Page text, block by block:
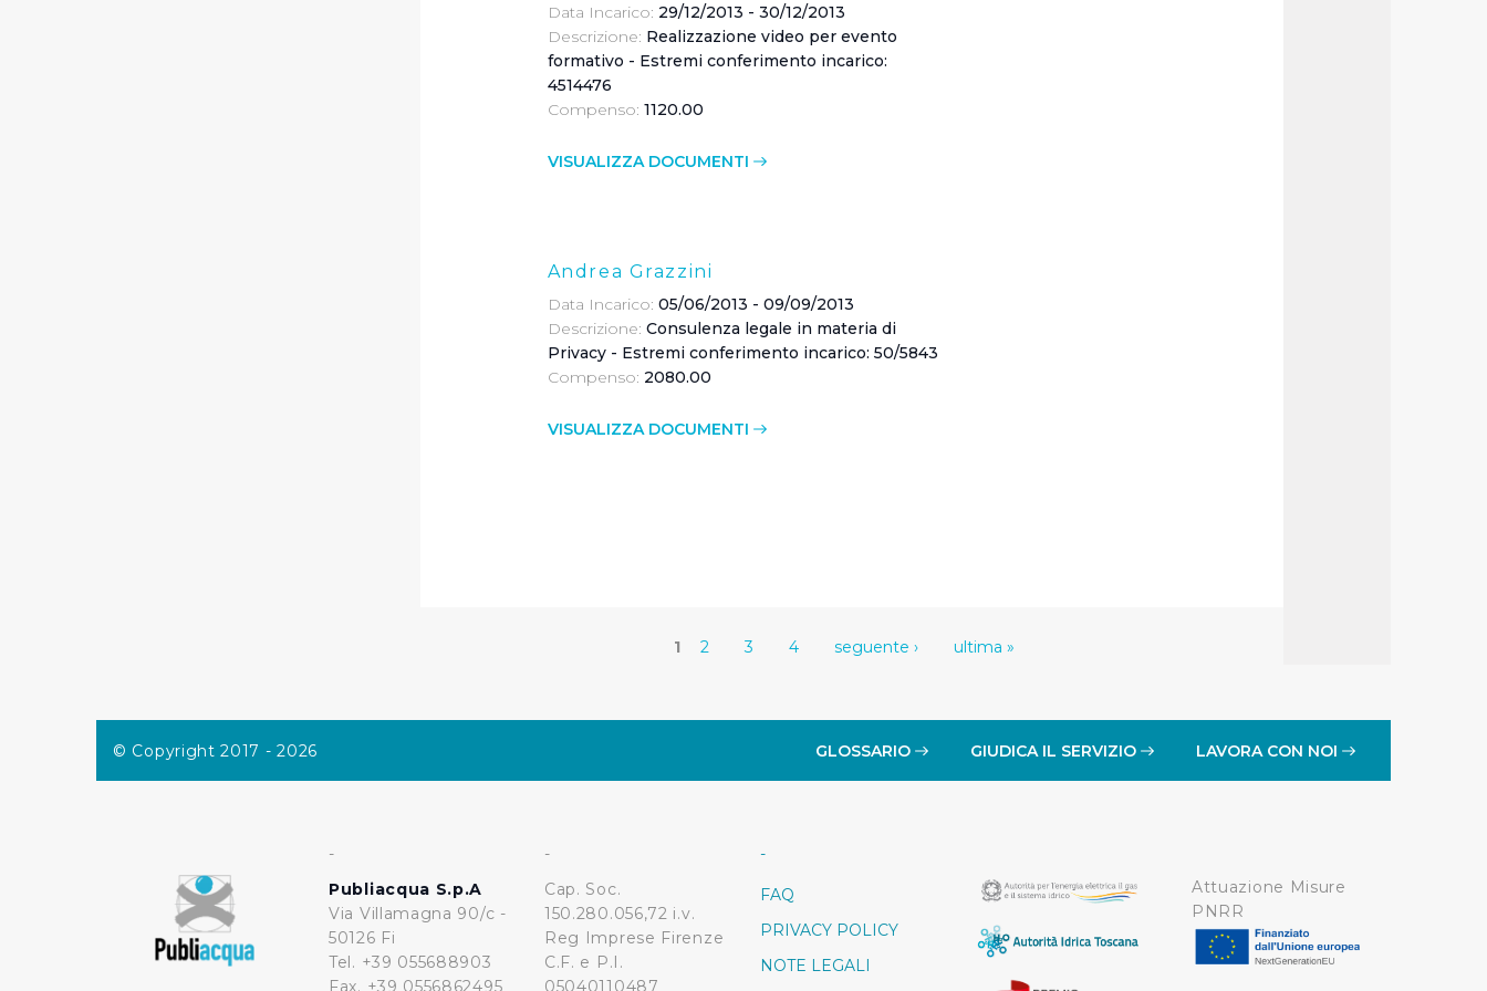
Data Incarico: 29/12/2013 - 30/12/2013
Descrizione: Realizzazione video per evento
formativo - Estremi conferimento incarico:
4514476
Compenso: 1120.00
VISUALIZZA DOCUMENTI
Andrea Grazzini
Data Incarico: 05/06/2013 - 09/09/2013
Descrizione: Consulenza legale in materia di
Privacy - Estremi conferimento incarico: 50/5843
Compenso: 2080.00
VISUALIZZA DOCUMENTI
1 2 3 4 seguente › ultima »
© Copyright 2017 - 2026 GLOSSARIO GIUDICA IL SERVIZIO LAVORA CON NOI
-
Publiacqua S.p.A
Via Villamagna 90/c -
50126 Fi
Tel. +39 055688903
Fax. +39 0556862495
-
Cap. Soc.
150.280.056,72 i.v.
Reg Imprese Firenze
C.F. e P.I.
05040110487
-
FAQ
PRIVACY POLICY
NOTE LEGALI
Attuazione Misure
PNRR